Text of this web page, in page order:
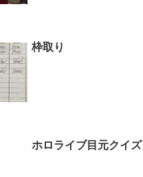
枠取り
ホロライブ目元クイズ